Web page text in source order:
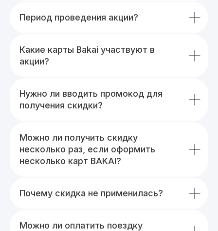
Период проведения акции?
Какие карты Bakai участвуют в
акции?
Нужно ли вводить промокод для
получения скидки?
Можно ли получить скидку
несколько раз, если оформить
несколько карт BAKAI?
Почему скидка не применилась?
Можно ли оплатить поездку